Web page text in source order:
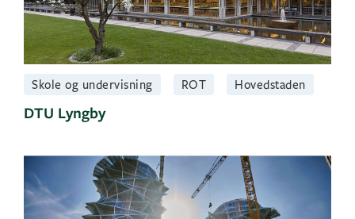
Skole og undervisning ROT Hovedstaden
DTU Lyngby